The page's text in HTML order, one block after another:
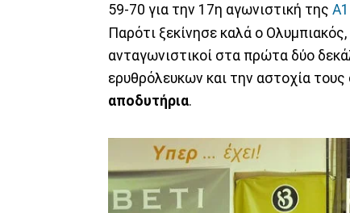
59-70 για την 17η αγωνιστική της
Παρότι ξεκίνησε καλά ο
ανταγωνιστικοί στα πρώτα δύο
ερυθρόλευκων και την αστοχία
αποδυτήρια.